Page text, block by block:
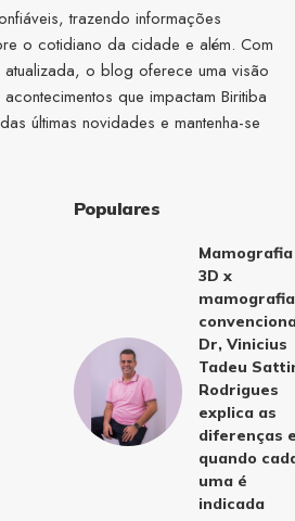
trazendo informações
o cotidiano da cidade e além. Com
o blog oferece uma visão
que impactam Biritiba
últimas novidades e mantenha-se
Populares
Mamografia
3D x
mamografia
Dr, Vinicius
Tadeu
Rodrigues
explica as
diferenças
quando
uma é
indicada